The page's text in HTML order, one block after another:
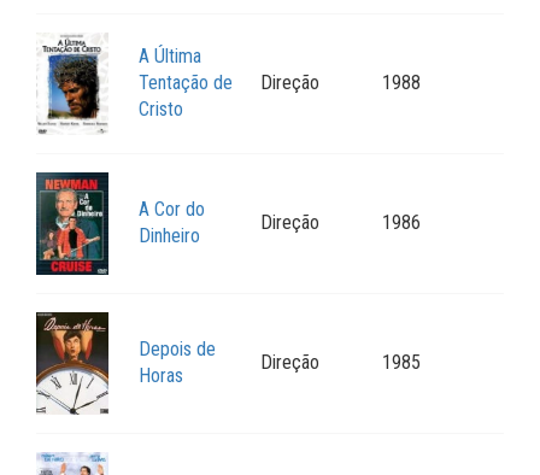
A Última
Tentação de
Cristo
Direção 1988
A Cor do
Dinheiro
Direção 1986
Depois de
Horas
Direção 1985